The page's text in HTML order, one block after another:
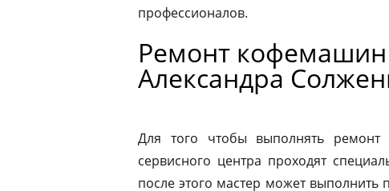
профессионалов.
Ремонт кофемашин
Александра
Для того чтобы выполнять
сервисного центра проходят
после этого мастер может выполнить